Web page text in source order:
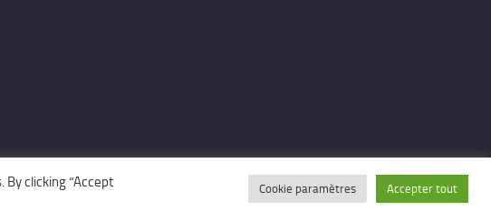
clicking “Accept
Cookie paramètres Accepter tout